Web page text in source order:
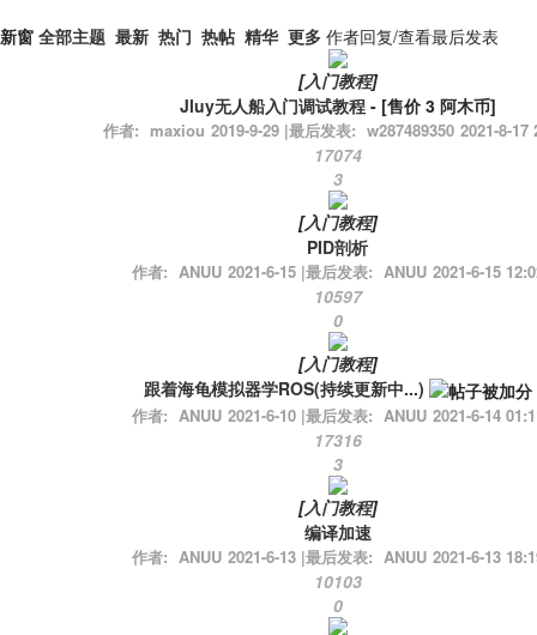
新窗 全部主题 最新 热门 热帖 精华 更多 作者回复/查看最后发表
[入门教程]
Jluy无人船入门调试教程- [售价 3阿木币]
作者: maxiou 2019-9-29 |最后发表: w287489350 2021-8-17
17074
3
[入门教程]
PID剖析
作者: ANUU 2021-6-15 |最后发表: ANUU 2021-6-15
10597
0
[入门教程]
跟着海龟模拟器学ROS(持续更新中...)
作者: ANUU 2021-6-10 |最后发表: ANUU 2021-6-14
17316
3
[入门教程]
编译加速
作者: ANUU 2021-6-13 |最后发表: ANUU 2021-6-13
10103
0